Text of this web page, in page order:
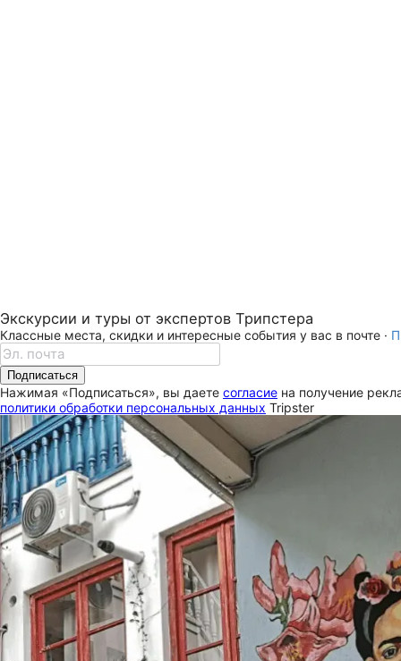
Экскурсии и туры от экспертов Трипстера
Классные места, скидки и интересные события у вас в почте ·
Подписаться
Нажимая «Подписаться», вы даете согласие на получение
политики обработки персональных данных Tripster